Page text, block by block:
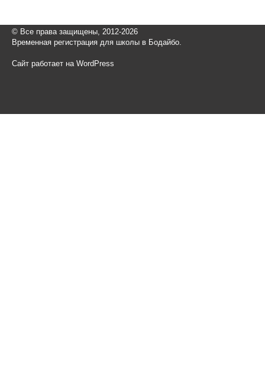
© Все права защищены, 2012-2026
Временная регистрация для школы в Бодайбо.
Сайт работает на WordPress